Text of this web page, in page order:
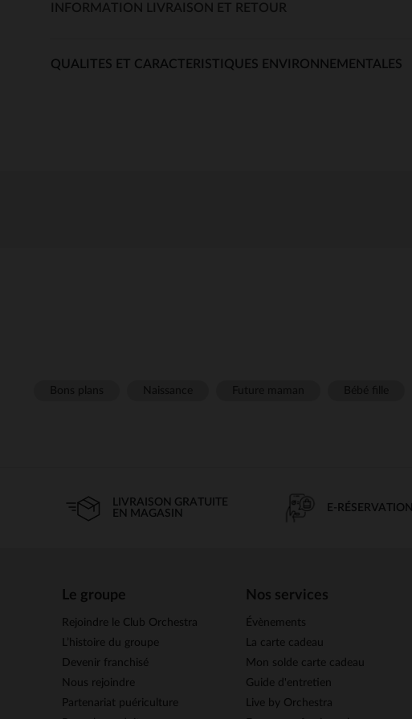
INFORMATION LIVRAISON ET RETOUR
QUALITES ET CARACTERISTIQUES ENVIRONNEMENTALES
LIVRAISON GRATUITE
EN MAGASIN
E-RÉSERVATION
Le groupe
Rejoindre le Club Orchestra
L’histoire du groupe
Devenir franchisé
Nous rejoindre
Partenariat puériculture
Nos services
Évènements
La carte cadeau
Mon solde carte cadeau
Guide d'entretien
Live by Orchestra